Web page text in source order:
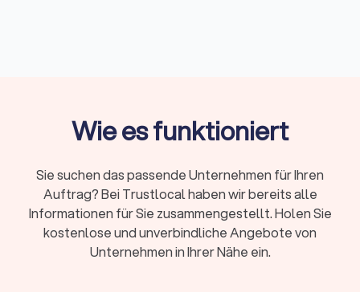
reduzieren und offene Gespräche fördern.
Konfliktbewältigung: Strategien entwickeln, um
Definition gemeinsamer Ziele:Klarheit über Erwartungen
und Zukunftspläne schaffen.
Unterstützung nach einer Trennung: Eine professionelle
Paartherapie nach Trennung kann helfen, eine
respektvolle Basis für die Zukunft zu finden.
Wie es funktioniert
Sie suchen das passende Unternehmen für Ihren
Auftrag? Bei Trustlocal haben wir bereits alle
Informationen für Sie zusammengestellt. Holen Sie
kostenlose und unverbindliche Angebote von
Unternehmen in Ihrer Nähe ein.